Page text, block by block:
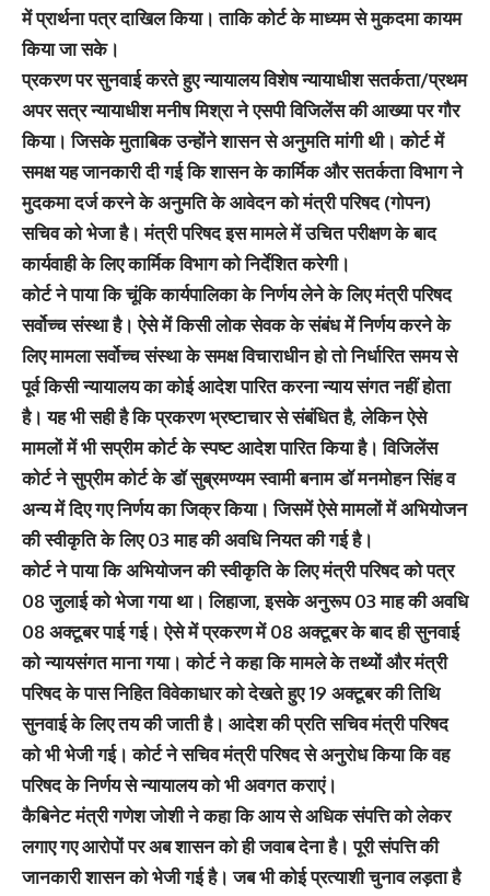
में प्रार्थना पत्र दाखिल किया। ताकि कोर्ट के माध्यम से मुकदमा कायम
किया जा सके।
प्रकरण पर सुनवाई करते हुए न्यायालय विशेष न्यायाधीश सतर्कता/प्रथम
अपर सत्र न्यायाधीश मनीष मिश्रा ने एसपी विजिलेंस की आख्या पर गौर
किया। जिसके मुताबिक उन्होंने शासन से अनुमति मांगी थी। कोर्ट में
समक्ष यह जानकारी दी गई कि शासन के कार्मिक और सतर्कता विभाग ने
मुदकमा दर्ज करने के अनुमति के आवेदन को मंत्री परिषद (गोपन)
सचिव को भेजा है। मंत्री परिषद इस मामले में उचित परीक्षण के बाद
कार्यवाही के लिए कार्मिक विभाग को निर्देशित करेगी।
कोर्ट ने पाया कि चूंकि कार्यपालिका के निर्णय लेने के लिए मंत्री परिषद
सर्वोच्च संस्था है। ऐसे में किसी लोक सेवक के संबंध में निर्णय करने के
लिए मामला सर्वोच्च संस्था के समक्ष विचाराधीन हो तो निर्धारित समय से
पूर्व किसी न्यायालय का कोई आदेश पारित करना न्याय संगत नहीं होता
है। यह भी सही है कि प्रकरण भ्रष्टाचार से संबंधित है, लेकिन ऐसे
मामलों में भी सप्रीम कोर्ट के स्पष्ट आदेश पारित किया है। विजिलेंस
कोर्ट ने सुप्रीम कोर्ट के डॉ सुब्रमण्यम स्वामी बनाम डॉ मनमोहन सिंह व
अन्य में दिए गए निर्णय का जिक्र किया। जिसमें ऐसे मामलों में अभियोजन
की स्वीकृति के लिए 03 माह की अवधि नियत की गई है।
कोर्ट ने पाया कि अभियोजन की स्वीकृति के लिए मंत्री परिषद को पत्र
08 जुलाई को भेजा गया था। लिहाजा, इसके अनुरूप 03 माह की अवधि
08 अक्टूबर पाई गई। ऐसे में प्रकरण में 08 अक्टूबर के बाद ही सुनवाई
को न्यायसंगत माना गया। कोर्ट ने कहा कि मामले के तथ्यों और मंत्री
परिषद के पास निहित विवेकाधार को देखते हुए 19 अक्टूबर की तिथि
सुनवाई के लिए तय की जाती है। आदेश की प्रति सचिव मंत्री परिषद
को भी भेजी गई। कोर्ट ने सचिव मंत्री परिषद से अनुरोध किया कि वह
परिषद के निर्णय से न्यायालय को भी अवगत कराएं।
कैबिनेट मंत्री गणेश जोशी ने कहा कि आय से अधिक संपत्ति को लेकर
लगाए गए आरोपों पर अब शासन को ही जवाब देना है। पूरी संपत्ति की
जानकारी शासन को भेजी गई है। जब भी कोई प्रत्याशी चुनाव लड़ता है